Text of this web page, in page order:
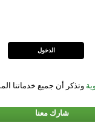
وتذكر أن جميع خدماتنا
شارك معنا